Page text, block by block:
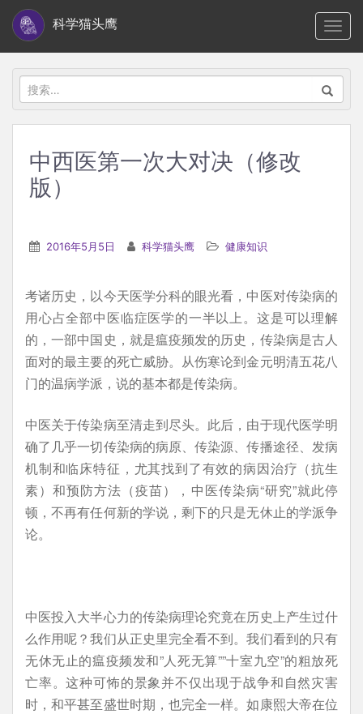
i
科学猫头鹰
搜
索：
中西医第一次大对决（修改
版）
2016年5月5日 科学猫头鹰 健康知识
考诸历史，以今天医学分科的眼光看，中医对传染病的
用心占全部中医临症医学的一半以上。这是可以理解
的，一部中国史，就是瘟疫频发的历史，传染病是古人
面对的最主要的死亡威胁。从伤寒论到金元明清五花八
门的温病学派，说的基本都是传染病。
中医关于传染病至清走到尽头。此后，由于现代医学明
确了几乎一切传染病的病原、传染源、传播途径、发病
机制和临床特征，尤其找到了有效的病因治疗（抗生
素）和预防方法（疫苗），中医传染病“研究”就此停
顿，不再有任何新的学说，剩下的只是无休止的学派争
论。
中医投入大半心力的传染病理论究竟在历史上产生过什
么作用呢？我们从正史里完全看不到。我们看到的只有
无休无止的瘟疫频发和”人死无算””十室九空”的粗放死
亡率。这种可怖的景象并不仅出现于战争和自然灾害
时，和平甚至盛世时期，也完全一样。如康熙大帝在位